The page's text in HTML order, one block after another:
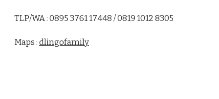
TLP/WA : 0895 3761 17448 / 0819 1012 8305
Maps :dlingofamily